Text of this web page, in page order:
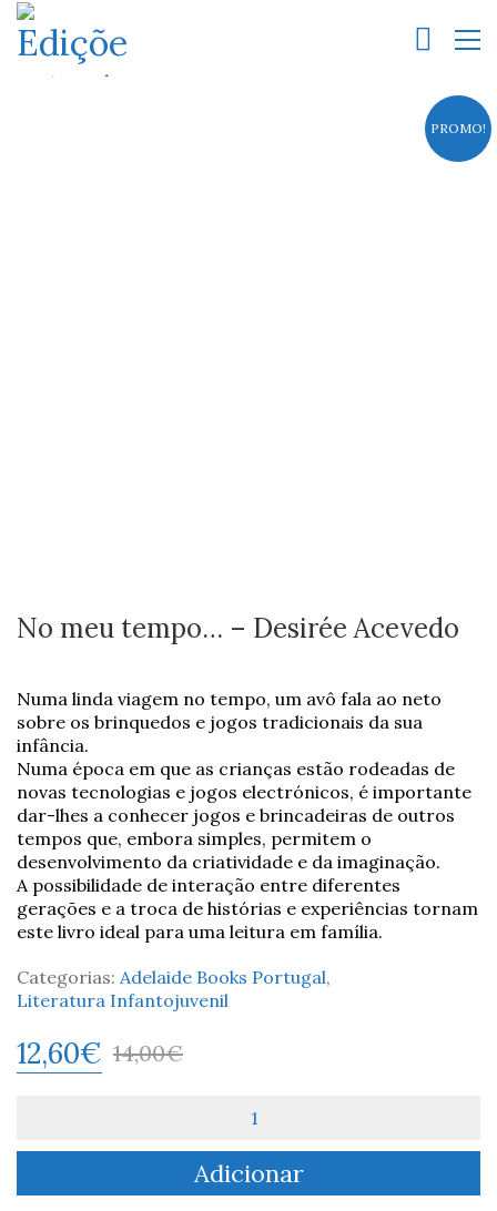
PROMO!
No meu tempo… – Desirée Acevedo
Numa linda viagem no tempo, um avô fala ao neto
sobre os brinquedos e jogos tradicionais da sua
infância.
Numa época em que as crianças estão rodeadas de
novas tecnologias e jogos electrónicos, é importante
dar-lhes a conhecer jogos e brincadeiras de outros
tempos que, embora simples, permitem o
desenvolvimento da criatividade e da imaginação.
A possibilidade de interação entre diferentes
gerações e a troca de histórias e experiências tornam
este livro ideal para uma leitura em família.
Categorias: Adelaide Books Portugal,
Literatura Infantojuvenil
14,00€
12,60€
No
tempo...
Adicionar